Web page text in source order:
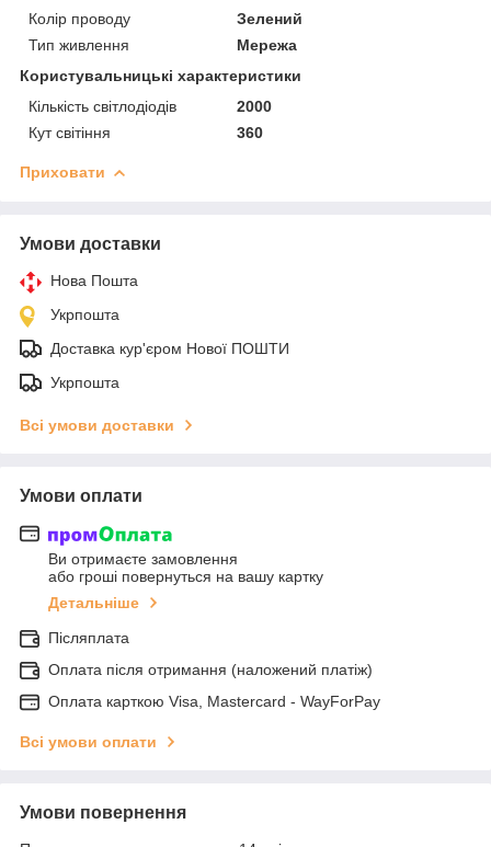
Колір проводу
Зелений
Тип живлення
Мережа
Користувальницькі характеристики
Кількість світлодіодів
2000
Кут світіння
360
Приховати
Умови доставки
Нова Пошта
Укрпошта
Доставка кур'єром Нової ПОШТИ
Укрпошта
Всі умови доставки
Умови оплати
Ви отримаєте замовлення
або гроші повернуться на вашу картку
Детальніше
Післяплата
Оплата після отримання (наложений платіж)
Оплата карткою Visa, Mastercard - WayForPay
Всі умови оплати
Умови повернення